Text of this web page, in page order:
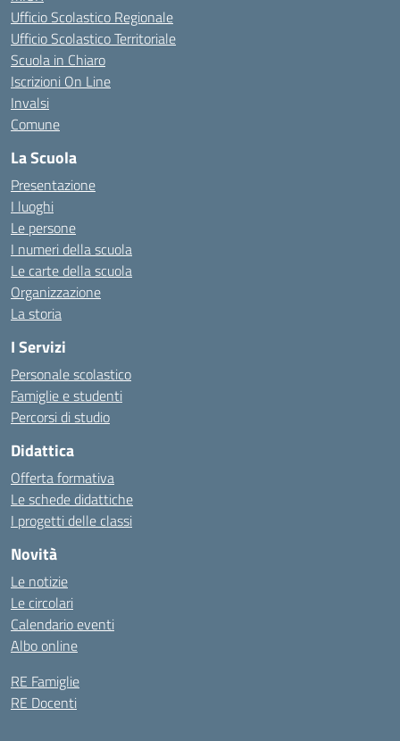
Ufficio Scolastico Regionale
Ufficio Scolastico Territoriale
Scuola in Chiaro
Iscrizioni On Line
Invalsi
Comune
La Scuola
Presentazione
I luoghi
Le persone
I numeri della scuola
Le carte della scuola
Organizzazione
La storia
I Servizi
Personale scolastico
Famiglie e studenti
Percorsi di studio
Didattica
Offerta formativa
Le schede didattiche
I progetti delle classi
Novità
Le notizie
Le circolari
Calendario eventi
Albo online
RE Famiglie
RE Docenti